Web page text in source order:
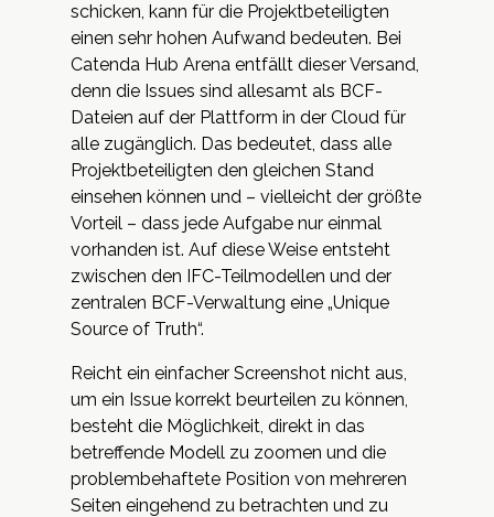
schicken, kann für die Projektbeteiligten
einen sehr hohen Aufwand bedeuten. Bei
Catenda Hub Arena entfällt dieser Versand,
denn die Issues sind allesamt als BCF-
Dateien auf der Plattform in der Cloud für
alle zugänglich. Das bedeutet, dass alle
Projektbeteiligten den gleichen Stand
einsehen können und – vielleicht der größte
Vorteil – dass jede Aufgabe nur einmal
vorhanden ist. Auf diese Weise entsteht
zwischen den IFC-Teilmodellen und der
zentralen BCF-Verwaltung eine „Unique
Source of Truth“.
Reicht ein einfacher Screenshot nicht aus,
um ein Issue korrekt beurteilen zu können,
besteht die Möglichkeit, direkt in das
betreffende Modell zu zoomen und die
problembehaftete Position von mehreren
Seiten eingehend zu betrachten und zu